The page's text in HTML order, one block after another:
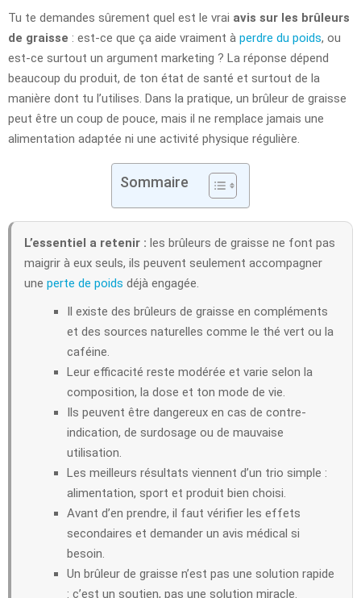
Tu te demandes sûrement quel est le vrai avis sur les brûleurs
de graisse : est-ce que ça aide vraiment à perdre du poids, ou
est-ce surtout un argument marketing ? La réponse dépend
beaucoup du produit, de ton état de santé et surtout de la
manière dont tu l’utilises. Dans la pratique, un brûleur de graisse
peut être un coup de pouce, mais il ne remplace jamais une
alimentation adaptée ni une activité physique régulière.
Sommaire
L’essentiel a retenir : les brûleurs de graisse ne font pas
maigrir à eux seuls, ils peuvent seulement accompagner
une perte de poids déjà engagée.
Il existe des brûleurs de graisse en compléments
et des sources naturelles comme le thé vert ou la
caféine.
Leur efficacité reste modérée et varie selon la
composition, la dose et ton mode de vie.
Ils peuvent être dangereux en cas de contre-
indication, de surdosage ou de mauvaise
utilisation.
Les meilleurs résultats viennent d’un trio simple :
alimentation, sport et produit bien choisi.
Avant d’en prendre, il faut vérifier les effets
secondaires et demander un avis médical si
besoin.
Un brûleur de graisse n’est pas une solution rapide
: c’est un soutien, pas une solution miracle.